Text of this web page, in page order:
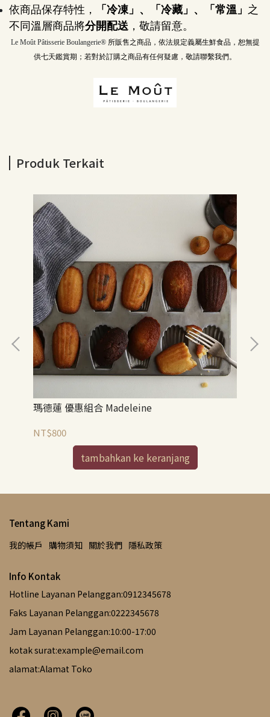
依商品保存特性，
「冷凍」、「冷藏」、「常溫」 之
不同溫層商品將分開配送 ，敬請留意。
Le Moût Pâtisserie Boulangerie® 所販售之商品，依法規定義屬生鮮食品，恕無提
供七天鑑賞期；若對於訂購之商品有任何疑慮，敬請聯繫我們。
Produk Terkait
瑪德蓮 優惠組合 Madeleine
NT$800
tambahkan ke keranjang
Tentang Kami
我的帳戶 購物須知 關於我們 隱私政策
Info Kontak
Hotline Layanan Pelanggan:0912345678
Faks Layanan Pelanggan:0222345678
Jam Layanan Pelanggan:10:00-17:00
kotak surat:example@email.com
alamat:Alamat Toko